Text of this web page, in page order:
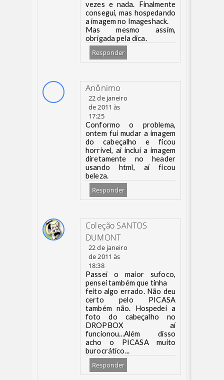
vezes e nada. Finalmente
consegui, mas hospedando
a imagem no Imageshack.
Mas mesmo assim,
obrigada pela dica.
Responder
Anônimo
22 de janeiro
de 2011 às
17:25
Conformo o problema,
ontem fui mudar a imagem
do cabeçalho e ficou
horrível, ai incluí a imagem
diretamente no header
usando html, aí ficou
beleza.
Responder
Coleção SANTOS
DUMONT
22 de janeiro
de 2011 às
18:38
Passei o maior sufoco,
pensei também que tinha
feito algo errado. Não deu
certo pelo PICASA
também não. Hospedei a
foto do cabeçalho no
DROPBOX aí
funcionou...Além disso
acho o PICASA muito
burocrático...
Responder